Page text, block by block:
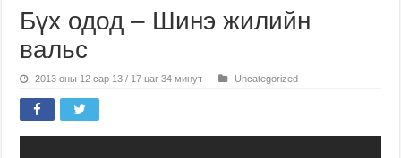
Бүх одод – Шинэ жилийн
вальс
2013 оны 12 сар 13 / 17 цаг 34 минут Uncategorized